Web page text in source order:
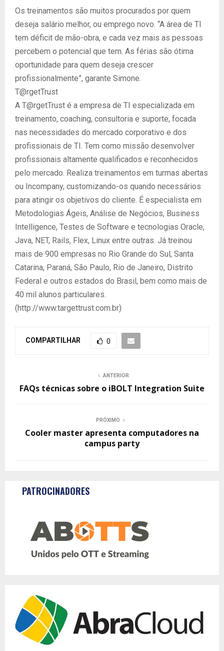
Os treinamentos são muitos procurados por quem
deseja salário melhor, ou emprego novo. “A área de TI
tem déficit de mão-obra, e cada vez mais as pessoas
percebem o potencial que tem. As férias são ótima
oportunidade para quem deseja crescer
profissionalmente”, garante Simone.
T@rgetTrust
A T@rgetTrust é a empresa de TI especializada em
treinamento, coaching, consultoria e suporte, focada
nas necessidades do mercado corporativo e dos
profissionais de TI. Tem como missão desenvolver
profissionais altamente qualificados e reconhecidos
pelo mercado. Realiza treinamentos em turmas abertas
ou Incompany, customizando-os quando necessários
para atingir os objetivos do cliente. É especialista em
Metodologias Ágeis, Análise de Negócios, Business
Intelligence, Testes de Software e tecnologias Oracle,
Java, NET, Rails, Flex, Linux entre outras. Já treinou
mais de 900 empresas no Rio Grande do Sul, Santa
Catarina, Paraná, São Paulo, Rio de Janeiro, Distrito
Federal e outros estados do Brasil, bem como mais de
40 mil alunos particulares.
(http://www.targettrust.com.br)
COMPARTILHAR 0
ANTERIOR
FAQs técnicas sobre o iBOLT Integration Suite
PRÓXIMO
Cooler master apresenta computadores na
campus party
PATROCINADORES